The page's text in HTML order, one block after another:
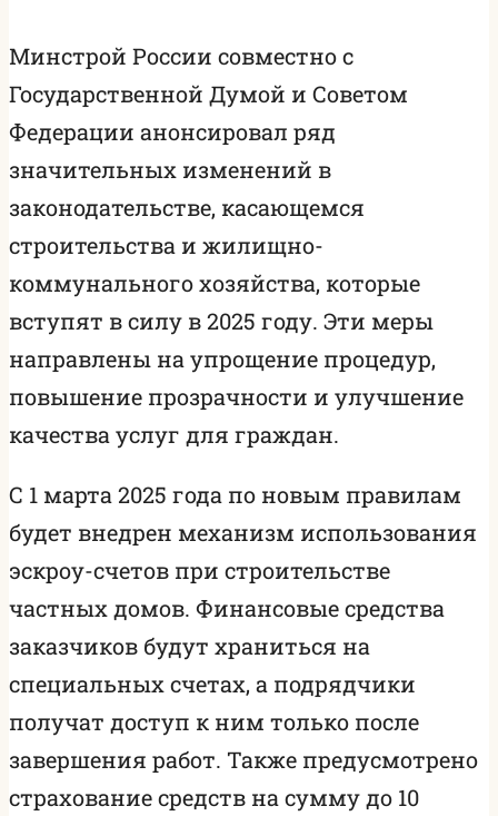
Минстрой России совместно с
Государственной Думой и Советом
Федерации анонсировал ряд
значительных изменений в
законодательстве, касающемся
строительства и жилищно-
коммунального хозяйства, которые
вступят в силу в 2025 году. Эти меры
направлены на упрощение процедур,
повышение прозрачности и улучшение
качества услуг для граждан.
С 1 марта 2025 года по новым правилам
будет внедрен механизм использования
эскроу-счетов при строительстве
частных домов. Финансовые средства
заказчиков будут храниться на
специальных счетах, а подрядчики
получат доступ к ним только после
завершения работ. Также предусмотрено
страхование средств на сумму до 10